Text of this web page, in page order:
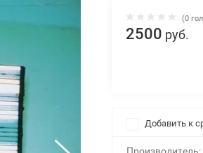
(0
2500 руб.
Добавить к
Производитель: